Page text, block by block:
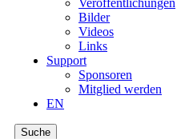
Veröffentlichungen
Bilder
Videos
Links
Support
Sponsoren
Mitglied werden
EN
Suche